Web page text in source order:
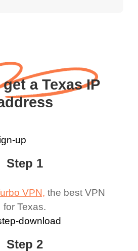
a Texas IP
Step 1
VPN, the best VPN
for Texas.
Step 2